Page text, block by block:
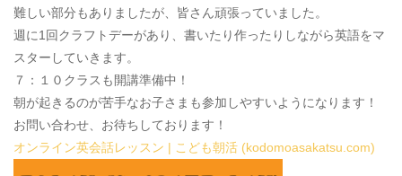
難しい部分もありましたが、皆さん頑張っていました。
週に1回クラフトデーがあり、書いたり作ったりしながら英語をマ
スターしていきます。
７：１０クラスも開講準備中！
朝が起きるのが苦手なお子さまも参加しやすいようになります！
お問い合わせ、お待ちしております！
オンライン英会話レッスン | こども朝活 (kodomoasakatsu.com)